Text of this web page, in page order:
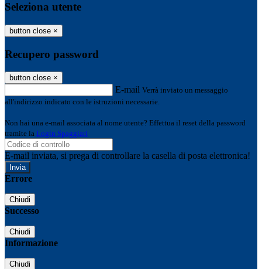
Seleziona utente
button close ×
Recupero password
button close ×
E-mail Verrà inviato un messaggio
all'indirizzo indicato con le istruzioni necessarie.
Non hai una e-mail associata al nome utente? Effettua il reset della password
tramite la Login Spaggiari
E-mail inviata, si prega di controllare la casella di posta elettronica!
Errore
Chiudi
Successo
Chiudi
Informazione
Chiudi